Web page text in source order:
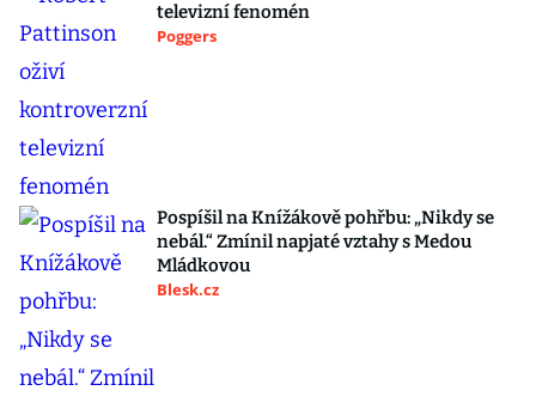
televizní fenomén
Poggers
Pospíšil na Knížákově pohřbu: „Nikdy se
nebál.“ Zmínil napjaté vztahy s Medou
Mládkovou
Blesk.cz